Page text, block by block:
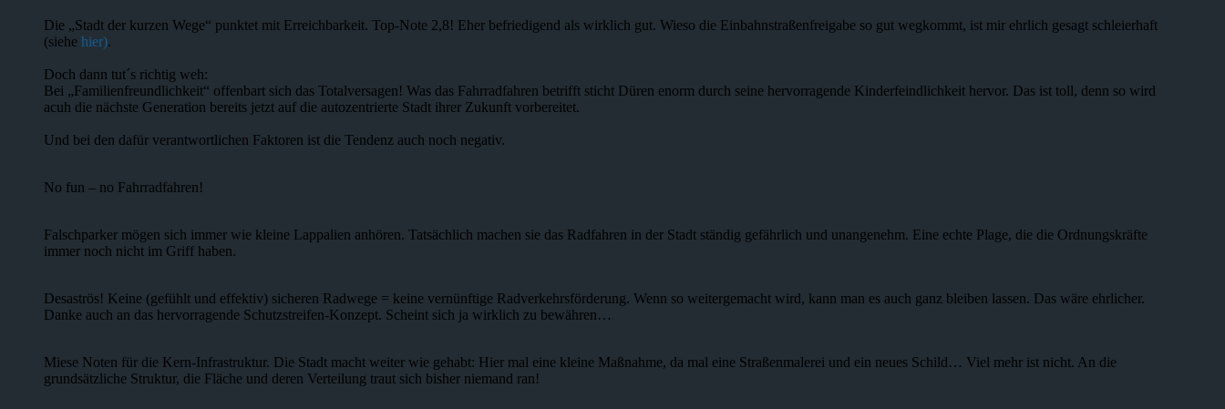
Die „Stadt der kurzen Wege“ punktet mit Erreichbarkeit. Top-Note 2,8! Eher befriedigend als wirklich gut. Wieso die Einbahnstraßenfreigabe so gut wegkommt, ist mir ehrlich gesagt schleierhaft
(siehe hier).
Doch dann tut´s richtig weh:
Bei „Familienfreundlichkeit“ offenbart sich das Totalversagen! Was das Fahrradfahren betrifft sticht Düren enorm durch seine hervorragende Kinderfeindlichkeit hervor. Das ist toll, denn so wird
acuh die nächste Generation bereits jetzt auf die autozentrierte Stadt ihrer Zukunft vorbereitet.
Und bei den dafür verantwortlichen Faktoren ist die Tendenz auch noch negativ.
No fun – no Fahrradfahren!
Falschparker mögen sich immer wie kleine Lappalien anhören. Tatsächlich machen sie das Radfahren in der Stadt ständig gefährlich und unangenehm. Eine echte Plage, die die Ordnungskräfte
immer noch nicht im Griff haben.
Desaströs! Keine (gefühlt und effektiv) sicheren Radwege = keine vernünftige Radverkehrsförderung. Wenn so weitergemacht wird, kann man es auch ganz bleiben lassen. Das wäre ehrlicher.
Danke auch an das hervorragende Schutzstreifen-Konzept. Scheint sich ja wirklich zu bewähren…
Miese Noten für die Kern-Infrastruktur. Die Stadt macht weiter wie gehabt: Hier mal eine kleine Maßnahme, da mal eine Straßenmalerei und ein neues Schild… Viel mehr ist nicht. An die
grundsätzliche Struktur, die Fläche und deren Verteilung traut sich bisher niemand ran!